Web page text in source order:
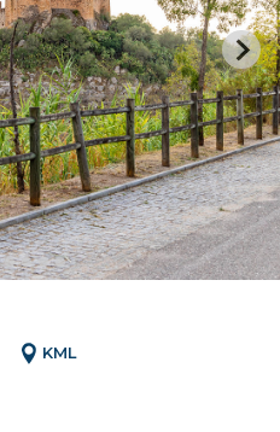
KML